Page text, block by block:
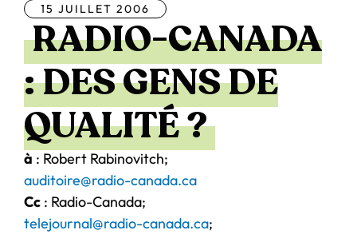
15 JUILLET 2006
RADIO-CANADA
: DES GENS DE
QUALITÉ ?
à : Robert Rabinovitch;
auditoire@radio-canada.ca
Cc : Radio-Canada;
telejournal@radio-canada.ca;